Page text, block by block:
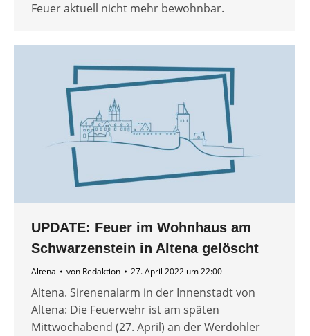
Feuer aktuell nicht mehr bewohnbar.
UPDATE: Feuer im Wohnhaus am
Schwarzenstein in Altena gelöscht
Altena von Redaktion 27. April 2022 um 22:00
Altena. Sirenenalarm in der Innenstadt von
Altena: Die Feuerwehr ist am späten
Mittwochabend (27. April) an der Werdohler